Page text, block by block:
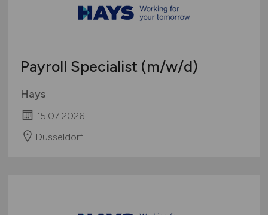
Payroll Specialist (m/w/d)
Hays
15.07.2026
Düsseldorf